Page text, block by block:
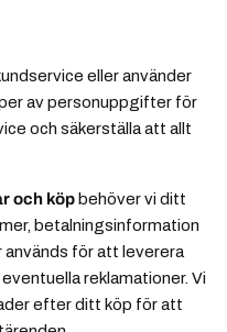
eller använder
av personuppgifter för
och säkerställa att allt
och köp behöver vi ditt
betalningsinformation
för att leverera
reklamationer. Vi
efter ditt köp för att